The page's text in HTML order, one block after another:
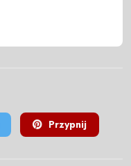
Przypnij